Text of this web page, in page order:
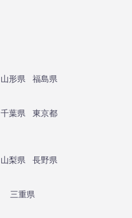
山形県
福島県
千葉県
東京都
山梨県
長野県
三重県